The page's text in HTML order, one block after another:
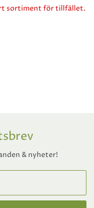
sortiment för tillfället.
& nyheter!